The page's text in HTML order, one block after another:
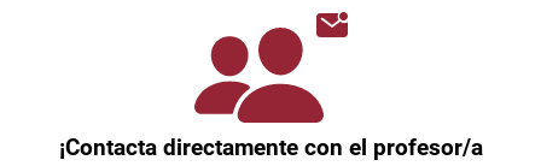
¡Contacta directamente con el profesor/a